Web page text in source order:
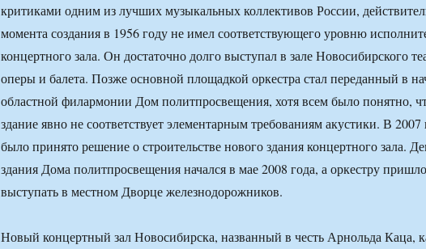
критиками одним из лучших музыкальных коллективов России,
момента создания в 1956 году не имел соответствующего уровню
концертного зала. Он достаточно долго выступал в зале Новосибирского
оперы и балета. Позже основной площадкой оркестра стал переданный в
областной филармонии Дом политпросвещения, хотя всем было понятно,
здание явно не соответствует элементарным требованиям акустики. В 2007
было принято решение о строительстве нового здания концертного зала.
здания Дома политпросвещения начался в мае 2008 года, а оркестру
выступать в местном Дворце железнодорожников.
Новый концертный зал Новосибирска, названный в честь Арнольда Каца,